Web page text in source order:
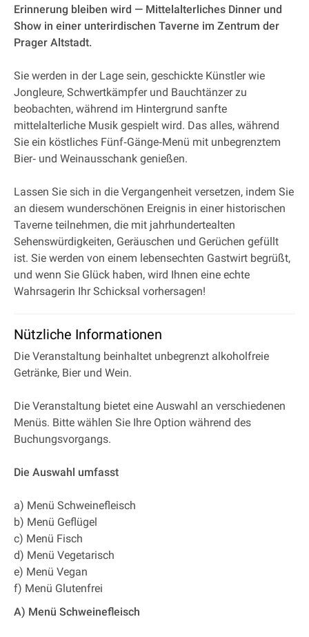
Erinnerung bleiben wird — Mittelalterliches Dinner und
Show in einer unterirdischen Taverne im Zentrum der
Prager Altstadt.
Sie werden in der Lage sein, geschickte Künstler wie
Jongleure, Schwertkämpfer und Bauchtänzer zu
beobachten, während im Hintergrund sanfte
mittelalterliche Musik gespielt wird. Das alles, während
Sie ein köstliches Fünf‐Gänge‐Menü mit unbegrenztem
Bier‐ und Weinausschank genießen.
Lassen Sie sich in die Vergangenheit versetzen, indem Sie
an diesem wunderschönen Ereignis in einer historischen
Taverne teilnehmen, die mit jahrhundertealten
Sehenswürdigkeiten, Geräuschen und Gerüchen gefüllt
ist. Sie werden von einem lebensechten Gastwirt begrüßt,
und wenn Sie Glück haben, wird Ihnen eine echte
Wahrsagerin Ihr Schicksal vorhersagen!
Nützliche Informationen
Die Veranstaltung beinhaltet unbegrenzt alkoholfreie
Getränke, Bier und Wein.
Die Veranstaltung bietet eine Auswahl an verschiedenen
Menüs. Bitte wählen Sie Ihre Option während des
Buchungsvorgangs.
Die Auswahl umfasst
a) Menü Schweinefleisch
b) Menü Geflügel
c) Menü Fisch
d) Menü Vegetarisch
e) Menü Vegan
f) Menü Glutenfrei
A) Menü Schweinefleisch